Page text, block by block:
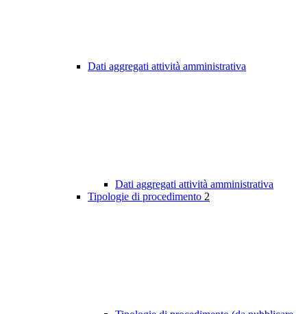
Dati aggregati attività amministrativa
Dati aggregati attività amministrativa
Tipologie di procedimento 2